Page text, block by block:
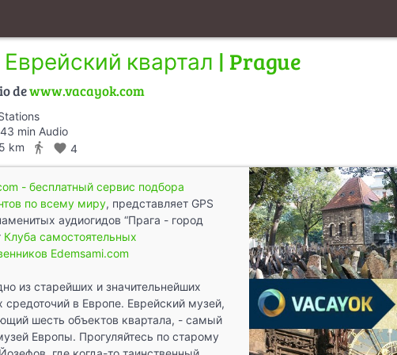
квартал | Prague
dewww.vacayok.com
min Audio
km
directions_walk favorite 4
- бесплатный сервис подбора
по всему миру, представляет GPS
аудиогидов “Прага - город
Клуба самостоятельных
Edemsami.com
из старейших и значительнейших
средоточий в Европе. Еврейский музей,
шесть объектов квартала, - самый
Европы. Прогуляйтесь по старому